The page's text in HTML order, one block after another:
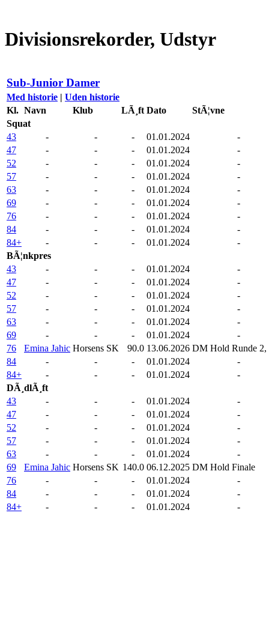
Divisionsrekorder, Udstyr
Sub-Junior Damer
Med historie | Uden historie
Kl. Navn Klub LÃ¸ft Dato
StÃ¦vne
Squat
43
- - - 01.01.2024
-
47
- - - 01.01.2024
-
52
- - - 01.01.2024
-
57
- - - 01.01.2024
-
63
- - - 01.01.2024
-
69
- - - 01.01.2024
-
76
- - - 01.01.2024
-
84
- - - 01.01.2024
-
84+
- - - 01.01.2024
-
BÃ¦nkpres
43
- - - 01.01.2024
-
47
- - - 01.01.2024
-
52
- - - 01.01.2024
-
57
- - - 01.01.2024
-
63
- - - 01.01.2024
-
69
- - - 01.01.2024
-
76
Emina Jahic Horsens SK 90.0 13.06.2026 DM Hold Runde 2,
84
- - - 01.01.2024
-
84+
- - - 01.01.2024
-
DÃ¸dlÃ¸ft
43
- - - 01.01.2024
-
47
- - - 01.01.2024
-
52
- - - 01.01.2024
-
57
- - - 01.01.2024
-
63
- - - 01.01.2024
-
69
Emina Jahic Horsens SK 140.0 06.12.2025 DM Hold Finale
76
- - - 01.01.2024
-
84
- - - 01.01.2024
-
84+
- - - 01.01.2024 -